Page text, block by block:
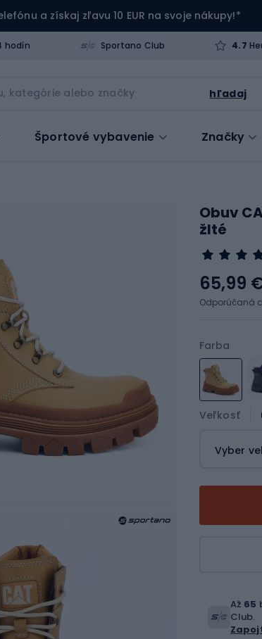
a získaj zľavu 10 EUR na svoje nákupy!*
hodín Sportano Club 4.7
hľadaj
Športové vybavenie Značky
Obuv
žlté
Farba
Veľkosť
Vyber
65,99
Odporúčaná
Až 65
Club.